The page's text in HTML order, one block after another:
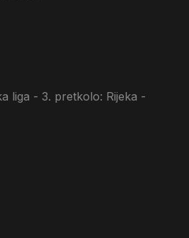
liga - 3. pretkolo: Rijeka -